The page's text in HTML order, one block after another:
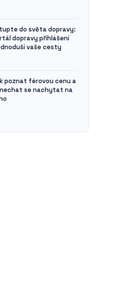
do světa dopravy:
dopravy přihlášení
vaše cesty
poznat férovou cenu a
se nachytat na